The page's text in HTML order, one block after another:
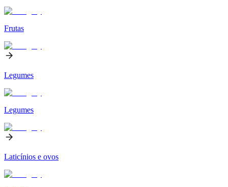
Frutas
Legumes
Legumes
Laticínios e ovos